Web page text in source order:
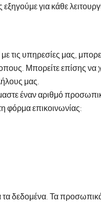
για κάθε
τις υπηρεσίες μας,
Μπορείτε επίσης να
μας.
έναν αριθμό
φόρμα επικοινωνίας:
δεδομένα. Τα